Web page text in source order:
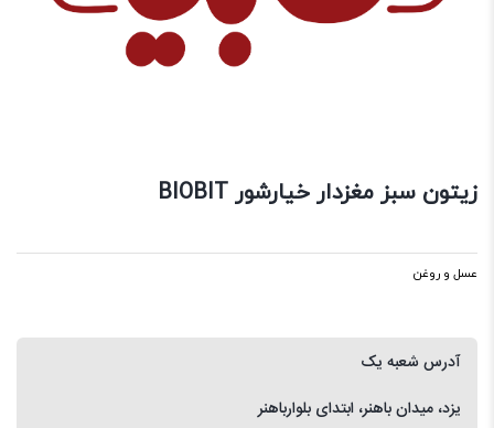
زیتون سبز مغزدار خیارشور BIOBIT
عسل و روغن
آدرس شعبه یک
یزد، میدان باهنر، ابتدای بلوارباهنر